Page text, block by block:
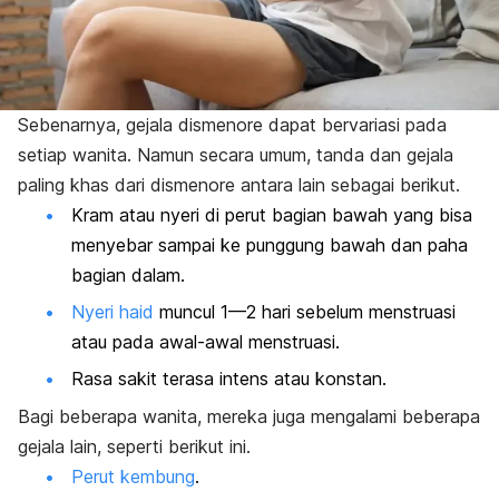
Sebenarnya, gejala dismenore dapat bervariasi pada
setiap wanita. Namun secara umum, tanda dan gejala
paling khas dari dismenore antara lain sebagai berikut.
Kram atau nyeri di perut bagian bawah yang bisa
menyebar sampai ke punggung bawah dan paha
bagian dalam.
Nyeri haid muncul 1—2 hari sebelum menstruasi
atau pada awal-awal menstruasi.
Rasa sakit terasa intens atau konstan.
Bagi beberapa wanita, mereka juga mengalami beberapa
gejala lain, seperti berikut ini.
Perut kembung.